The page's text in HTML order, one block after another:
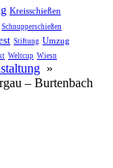
Kreisschießen
Schnupperschießen
Stiftung Umzug
Weltcup Wiesn
»
– Burtenbach